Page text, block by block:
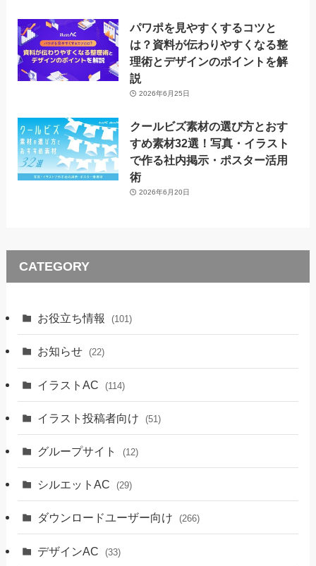
パワポを見やすくするコツと
は？資料が伝わりやすくなる整
理術とデザインのポイントを解
説
2026年6月25日
クールビズ素材の選び方とおす
すめ素材32選！写真・イラスト
で作る社内掲示・ポスター活用
術
2026年6月20日
CATEGORY
お役立ち情報 (101)
お知らせ (22)
イラストAC (114)
イラスト投稿者向け (51)
グループサイト (12)
シルエットAC (29)
ダウンロードユーザー向け (266)
デザインAC (33)